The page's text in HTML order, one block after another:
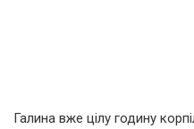
Галина вже цілу годину